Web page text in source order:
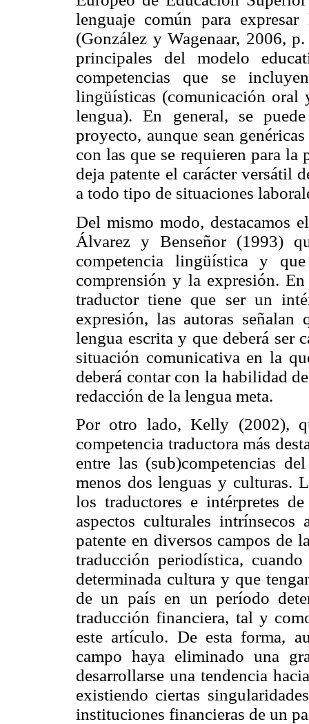
lenguaje común para
(González y Wagenaar, 2006,
principales del modelo
competencias que se
lingüísticas (comunicación oral
lengua). En general, se
proyecto, aunque sean
con las que se requieren para
deja patente el carácter versátil
a todo tipo de situaciones
Del mismo modo, destacamos
Álvarez y Benseñor (1993)
competencia lingüística y
comprensión y la expresión.
traductor tiene que ser un
expresión, las autoras
lengua escrita y que deberá ser
situación comunicativa en la
deberá contar con la habilidad
redacción de la lengua meta.
Por otro lado, Kelly (2002),
competencia traductora más
entre las (sub)competencias
menos dos lenguas y culturas.
los traductores e intérpretes
aspectos culturales
patente en diversos campos de
traducción periodística,
determinada cultura y que
de un país en un período
traducción financiera, tal y
este artículo. De esta forma,
campo haya eliminado una
desarrollarse una tendencia
existiendo ciertas
instituciones financieras de un